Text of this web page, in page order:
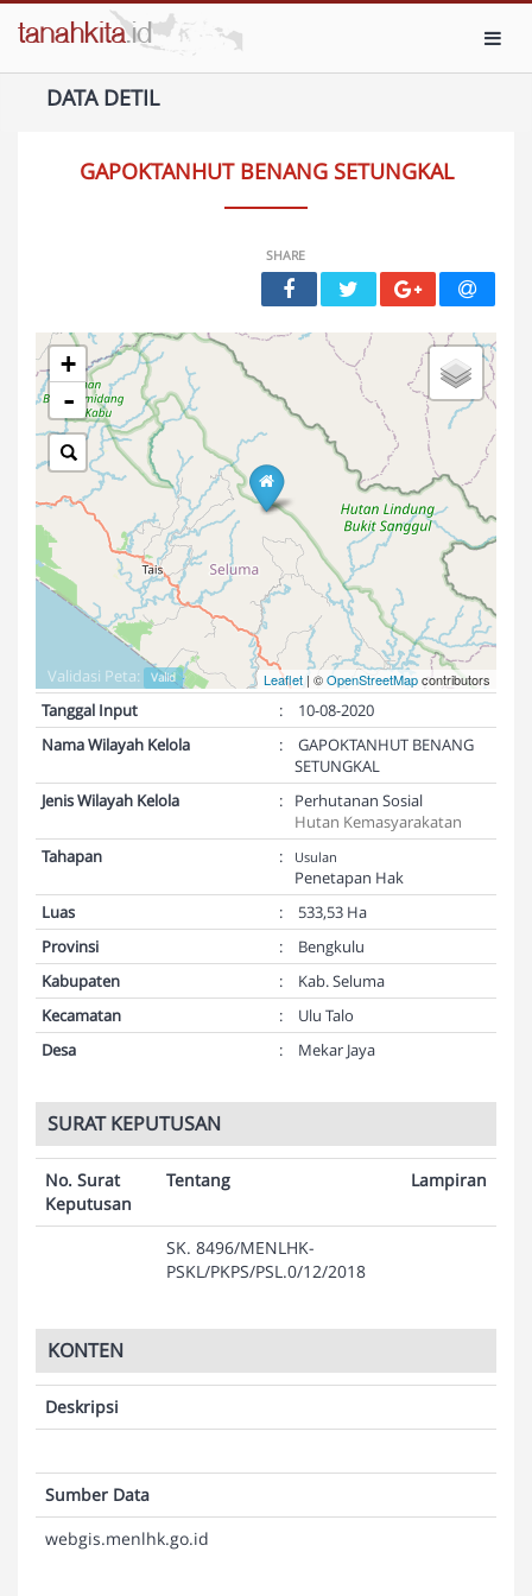
DATA DETIL
GAPOKTANHUT BENANG SETUNGKAL
SHARE
+
-
Leaflet | ©OpenStreetMapcontributors
Validasi Peta: Valid
Tanggal Input :
10-08-2020
Nama Wilayah Kelola
:
GAPOKTANHUT BENANG
SETUNGKAL
Jenis Wilayah Kelola
:
Perhutanan Sosial
Hutan Kemasyarakatan
Tahapan
: Usulan
Penetapan Hak
Luas
:
533,53 Ha
Provinsi
:
Bengkulu
Kabupaten
:
Kab. Seluma
Kecamatan
:
Ulu Talo
Desa
: Mekar Jaya
SURAT KEPUTUSAN
No. Surat
Keputusan
Tentang Lampiran
SK. 8496/MENLHK-
PSKL/PKPS/PSL.0/12/2018
KONTEN
Deskripsi
Sumber Data
webgis.menlhk.go.id